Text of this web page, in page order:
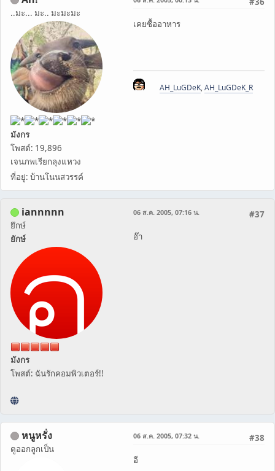
..มะ... มะ.. มะมะมะ
มังกร
โพสต์: 19,896
เจนภพเรียกลุงแหวง
ที่อยู่: บ้านโนนสวรรค์
เคยซื้ออาหาร
AH_LuGDeK,AH_LuGDeK_R
iannnnn
ยึกษ์
ยักษ์
มังกร
โพสต์: ฉันรักคอมพิวเตอร์!!
#37
06 ส.ค. 2005, 07:16 น.
อ๊า
หนูหรั่ง
ตูออกลูกเป็น
#38
06 ส.ค. 2005, 07:32 น.
อี